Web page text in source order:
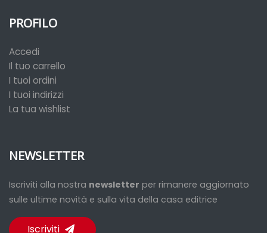
PROFILO
Accedi
Il tuo carrello
I tuoi ordini
I tuoi indirizzi
La tua wishlist
NEWSLETTER
Iscriviti alla nostra newsletter per rimanere aggiornato
sulle ultime novità e sulla vita della casa editrice
Iscriviti